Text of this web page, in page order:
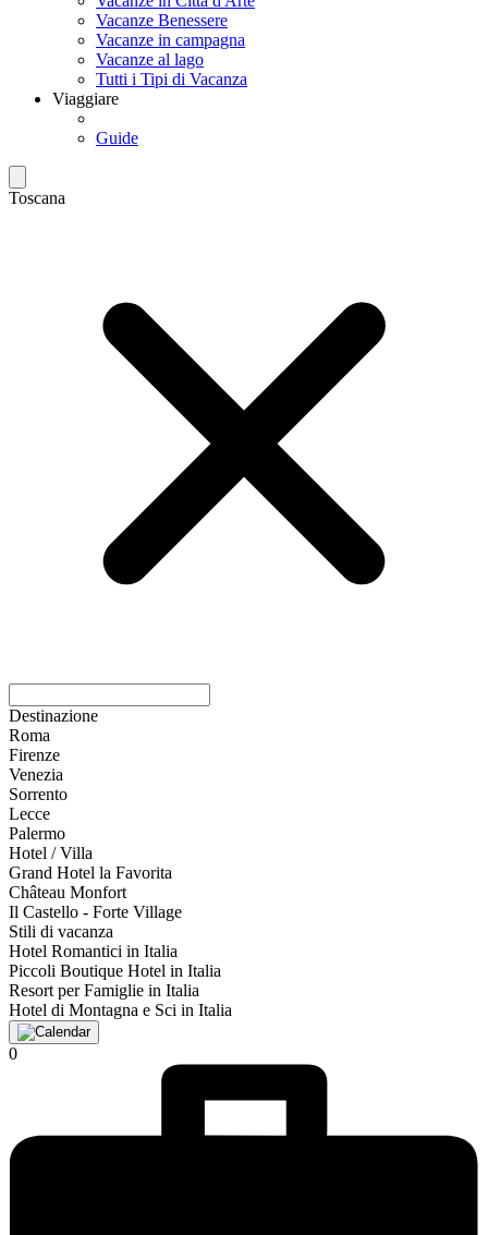
Vacanze Benessere
Vacanze in campagna
Vacanze al lago
Tutti i Tipi di Vacanza
Viaggiare
Guide
Toscana
Destinazione
Roma
Firenze
Venezia
Sorrento
Lecce
Palermo
Hotel / Villa
Grand Hotel la Favorita
Château Monfort
Il Castello - Forte Village
Stili di vacanza
Hotel Romantici in Italia
Piccoli Boutique Hotel in Italia
Resort per Famiglie in Italia
Hotel di Montagna e Sci in Italia
0